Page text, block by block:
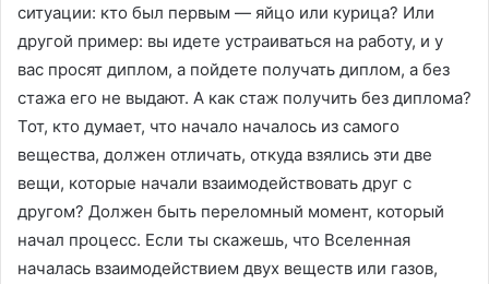
ситуации: кто был первым — яйцо или курица? Или
другой пример: вы идете устраиваться на работу, и у
вас просят диплом, а пойдете получать диплом, а без
стажа его не выдают. А как стаж получить без диплома?
Тот, кто думает, что начало началось из самого
вещества, должен отличать, откуда взялись эти две
вещи, которые начали взаимодействовать друг с
другом? Должен быть переломный момент, который
начал процесс. Если ты скажешь, что Вселенная
началась взаимодействием двух веществ или газов,